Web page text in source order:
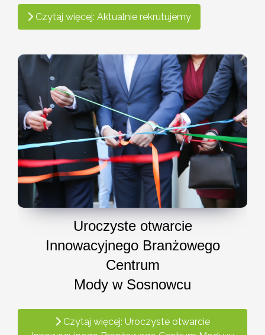
Czytaj więcej: Aktualnie rekrutujemy
Uroczyste otwarcie
Innowacyjnego Branżowego
Centrum
Mody w Sosnowcu
Czytaj więcej: Uroczyste otwarcie